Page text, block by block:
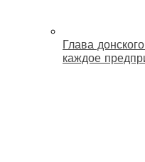
Глава
каждое